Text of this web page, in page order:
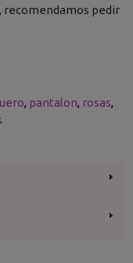
recomendamos pedir
pantalon rosas